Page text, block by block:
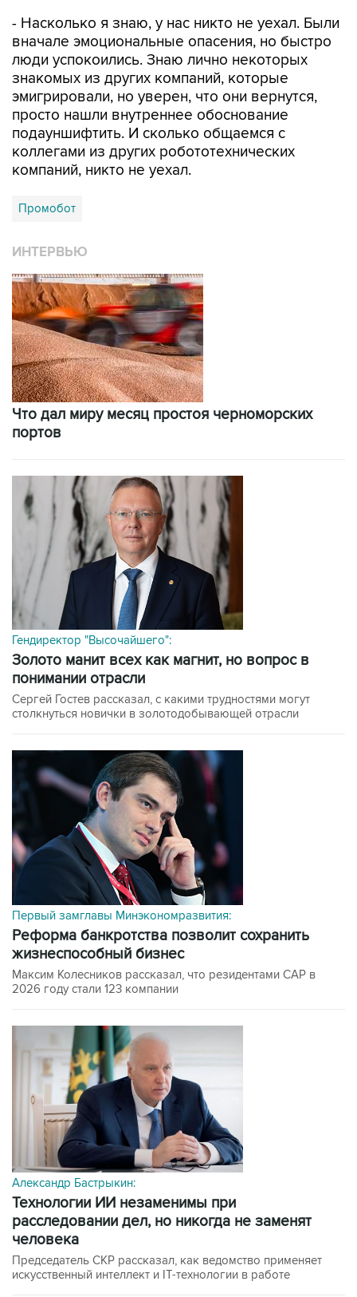
- Насколько я знаю, у нас никто не уехал. Были
вначале эмоциональные опасения, но быстро
люди успокоились. Знаю лично некоторых
знакомых из других компаний, которые
эмигрировали, но уверен, что они вернутся,
просто нашли внутреннее обоснование
подауншифтить. И сколько общаемся с
коллегами из других робототехнических
компаний, никто не уехал.
Промобот
ИНТЕРВЬЮ
Что дал миру месяц простоя черноморских
портов
Гендиректор "Высочайшего":
Золото манит всех как магнит, но вопрос в
понимании отрасли
Сергей Гостев рассказал, с какими трудностями могут
столкнуться новички в золотодобывающей отрасли
Первый замглавы Минэкономразвития:
Реформа банкротства позволит сохранить
жизнеспособный бизнес
Максим Колесников рассказал, что резидентами САР в
2026 году стали 123 компании
Александр Бастрыкин:
технологии ИИ незаменимы при
расследовании дел, но никогда не заменят
человека
Председатель СКР рассказал, как ведомство применяет
искусственный интеллект и IT-технологии в работе